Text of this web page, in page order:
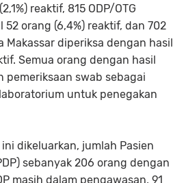
reaktif, 815 ODP/OTG
orang (6,4%) reaktif, dan 702
Makassar diperiksa dengan hasil
Semua orang dengan hasil
pemeriksaan swab sebagai
untuk penegakan
dikeluarkan, jumlah Pasien
sebanyak 206 orang dengan
masih dalam pengawasan, 91